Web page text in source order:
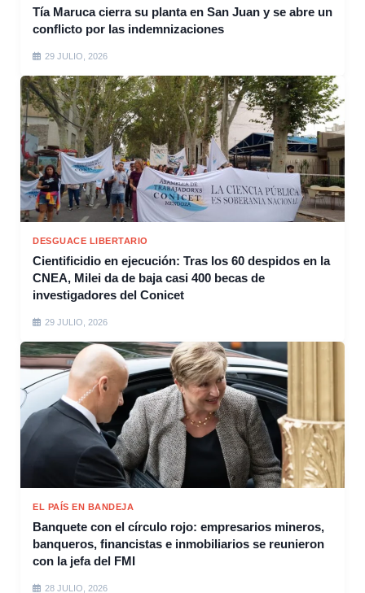
Tía Maruca cierra su planta en San Juan y se abre un
conflicto por las indemnizaciones
29 JULIO, 2026
DESGUACE LIBERTARIO
Cientificidio en ejecución: Tras los 60 despidos en la
CNEA, Milei da de baja casi 400 becas de
investigadores del Conicet
29 JULIO, 2026
EL PAÍS EN BANDEJA
Banquete con el círculo rojo: empresarios mineros,
banqueros, financistas e inmobiliarios se reunieron
con la jefa del FMI
28 JULIO, 2026